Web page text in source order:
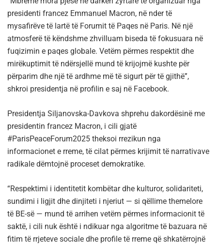
presidenti francez Emmanuel Macron, në nder të
mysafirëve të lartë të Forumit të Paqes në Paris. Në një
atmosferë të këndshme zhvilluam biseda të fokusuara në
fuqizimin e paqes globale. Vetëm përmes respektit dhe
mirëkuptimit të ndërsjellë mund të krijojmë kushte për
përparim dhe një të ardhme më të sigurt për të gjithë”,
shkroi presidentja në profilin e saj në Facebook.
Presidentja Siljanovska-Davkova shprehu dakordësinë me
presidentin francez Macron, i cili gjatë
#ParisPeaceForum2025 theksoi rrezikun nga
informacionet e rreme, të cilat përmes krijimit të narrativave
radikale dëmtojnë proceset demokratike.
“Respektimi i identitetit kombëtar dhe kulturor, solidariteti,
sundimi i ligjit dhe dinjiteti i njeriut — si qëllime themelore
të BE-së — mund të arrihen vetëm përmes informacionit të
saktë, i cili nuk është i ndikuar nga algoritme të bazuara në
fitim të rrjeteve sociale dhe profile të rreme që shkatërrojnë